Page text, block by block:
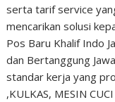
serta tarif service
mencarikan solusi
Pos Baru Khalif Indo
dan Bertanggung
standar kerja yang
,KULKAS, MESIN